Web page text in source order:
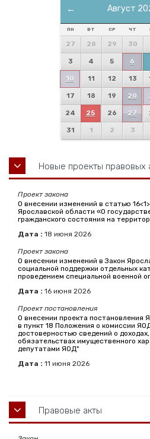
← Август
ПН ВТ СР ЧТ
27 28 29 30
3 4 5 6
10 11 12 13
17 18 19 20
24 25 26 27
31 1 2 3
Новые проекты правовых
Проект закона
О внесении изменений в статью
Ярославской области «О
гражданского состояния на
Дата : 18 июня 2026
Проект закона
О внесении изменений в Закон
социальной поддержки отдельных
проведением специальной военной
Дата : 16 июня 2026
Проект постановления
О внесении проекта постановления
в пункт 18 Положения о комиссии
достоверностью сведений о
обязательствах имущественного
депутатами ЯОД"
Дата : 11 июня 2026
Правовые акты